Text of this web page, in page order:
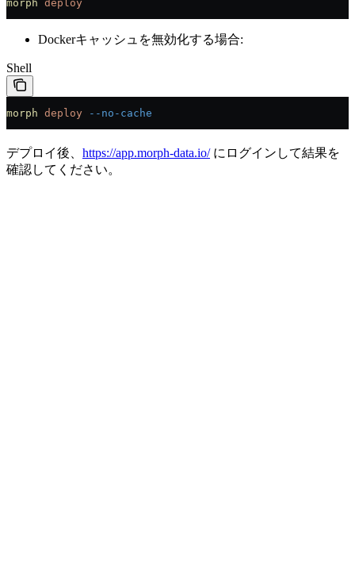
morph deploy
Dockerキャッシュを無効化する場合:
Shell
morph deploy --no-cache
デプロイ後、 https://app.morph-data.io/にログインして結果を
確認してください。